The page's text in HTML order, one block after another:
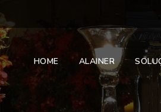
HOME ALAINER